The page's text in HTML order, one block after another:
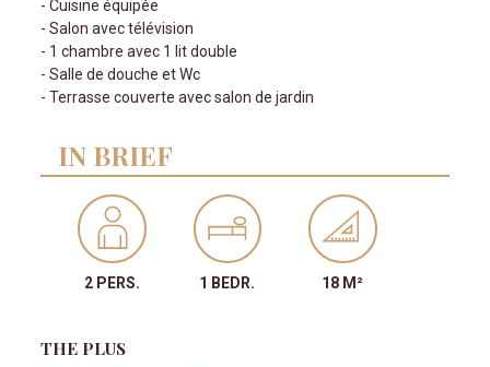
- Cuisine équipée
- Salon avec télévision
- 1 chambre avec 1 lit double
- Salle de douche et Wc
- Terrasse couverte avec salon de jardin
IN BRIEF
2 PERS. 1 BEDR. 18 M²
THE PLUS